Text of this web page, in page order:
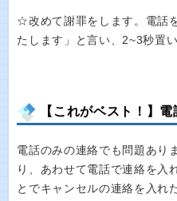
☆改めて謝罪をします。電話
たします」と言い、2~3秒置
【これがベスト！】
電話のみの連絡でも問題あり
り、あわせて電話で連絡を入
とでキャンセルの連絡を入れ